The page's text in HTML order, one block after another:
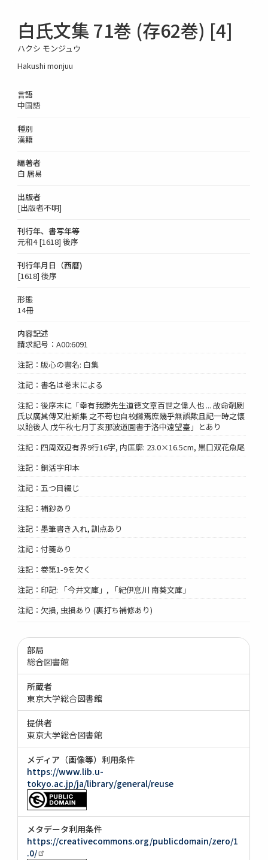
白氏文集 71巻 (存62巻) [4]
ハクシ モンジュウ
Hakushi monjuu
言語
中国語
種別
漢籍
編著者
白 居易
出版者
[出版者不明]
刊行年、書写年等
元和4 [1618] 後序
刊行年月日（西暦)
[1618] 後序
形態
14冊
内容記述
請求記号：A00:6091
注記：版心の書名: 白集
注記：書名は巻末による
注記：後序末に「幸有我滕先生道徳文章百世之偉人也 ... 故命剞劂
氏以廣其傳又壯斯集 之不苟也自校讎焉庶幾乎無誤歟且記一時之懐
以貽後人 戊午秋七月丁亥那波道圓書于洛中遠望臺」とあり
注記：四周双辺有界9行16字, 内匡廓: 23.0×16.5cm, 黒口双花魚尾
注記：銅活字印本
注記：五つ目綴じ
注記：補鈔あり
注記：墨筆書き入れ, 訓点あり
注記：付箋あり
注記：卷第1-9を欠く
注記：印記: 「今井文庫」, 「紀伊恴川 南葵文庫」
注記：欠損, 虫損あり (裏打ち補修あり)
部局
総合図書館
所蔵者
東京大学総合図書館
提供者
東京大学総合図書館
メディア（画像等）利用条件
https://www.lib.u-
tokyo.ac.jp/ja/library/general/reuse
メタデータ利用条件
https://creativecommons.org/publicdomain/zero/1
.0/